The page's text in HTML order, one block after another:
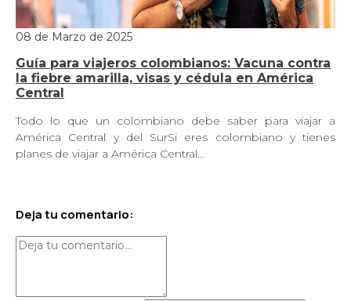
08 de Marzo de 2025
Guía para viajeros colombianos: Vacuna contra
la fiebre amarilla, visas y cédula en América
Central
Todo lo que un colombiano debe saber para viajar a
América Central y del SurSi eres colombiano y tienes
planes de viajar a América Central…
Deja tu comentario: